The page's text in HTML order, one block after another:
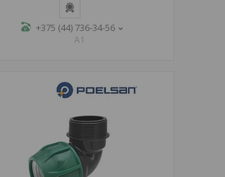
+375 (44) 736-34-56
A1